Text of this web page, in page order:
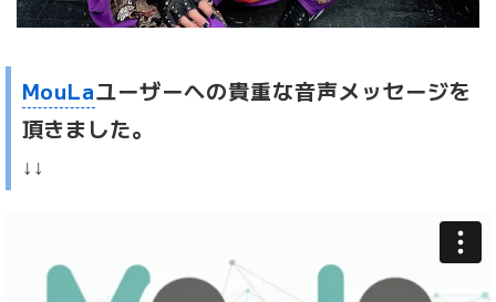
MouLaユーザーへの貴重な音声メッセージを
頂きました。
↓↓